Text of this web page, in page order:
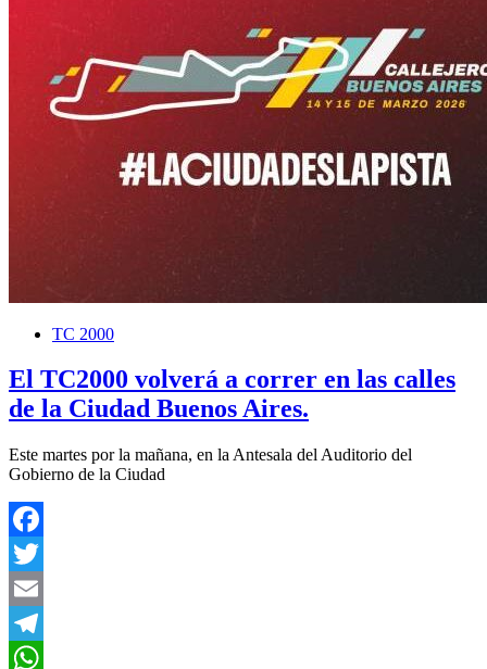
TC 2000
El TC2000 volverá a correr en las calles
de la Ciudad Buenos Aires.
Este martes por la mañana, en la Antesala del Auditorio del
Gobierno de la Ciudad
Facebook
Twitter
Email
Telegram